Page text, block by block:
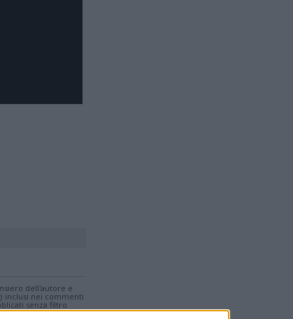
dell'autore e
inclusi nei commenti
senza filtro